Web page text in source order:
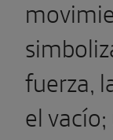
fuerza,
el